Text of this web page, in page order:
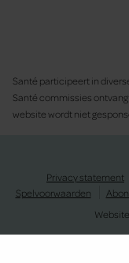
Santé participeert in
Santé commissies
website wordt niet
Privacy statement
Spelvoorwaarden